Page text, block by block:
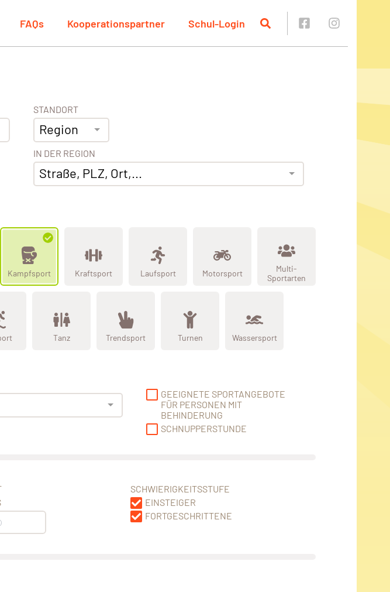
FAQs Kooperationspartner Schul-Login
STANDORT
Region
IN DER REGION
Straße, PLZ, Ort,...
Kampfsport Kraftsport Laufsport Motorsport
Multi-
Sportarten
Tanz Trendsport Turnen Wassersport
GEEIGNETE SPORTANGEBOTE
FÜR PERSONEN MIT
BEHINDERUNG
SCHNUPPERSTUNDE
SCHWIERIGKEITSSTUFE
EINSTEIGER
FORTGESCHRITTENE